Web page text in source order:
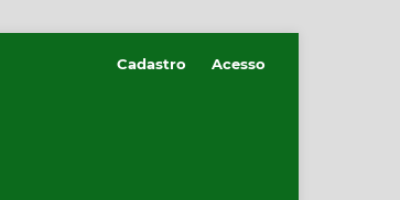
Cadastro Acesso